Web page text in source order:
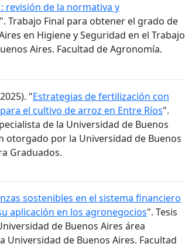
revisión de la normativa y
". Trabajo Final para obtener el grado de
en Higiene y Seguridad en el Trabajo
Aires. Facultad de Agronomía.
"Estrategias de fertilización con
el cultivo de arroz en Entre Ríos".
de la Universidad de Buenos
otorgado por la Universidad de Buenos
Graduados.
sostenibles en el sistema financiero
aplicación en los agronegocios". Tesis
de Buenos Aires área
de Buenos Aires. Facultad